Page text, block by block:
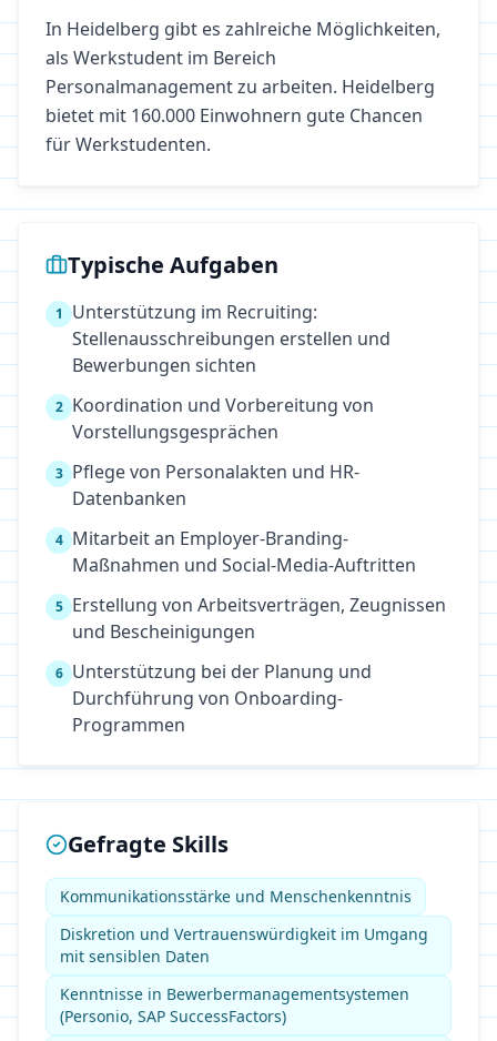
In Heidelberg gibt es zahlreiche Möglichkeiten,
als Werkstudent im Bereich
Personalmanagementzu arbeiten. Heidelberg
bietet mit 160.000 Einwohnern gute Chancen
für Werkstudenten.
Typische Aufgaben
1
Unterstützung im Recruiting:
Stellenausschreibungen erstellen und
Bewerbungen sichten
2 Koordination und Vorbereitung von
Vorstellungsgesprächen
3 Pflege von Personalakten und HR-
Datenbanken
4 Mitarbeit an Employer-Branding-
Maßnahmen und Social-Media-Auftritten
5 Erstellung von Arbeitsverträgen, Zeugnissen
und Bescheinigungen
6 Unterstützung bei der Planung und
Durchführung von Onboarding-
Programmen
Gefragte Skills
Kommunikationsstärke und Menschenkenntnis
Diskretion und Vertrauenswürdigkeit im Umgang
mit sensiblen Daten
Kenntnisse in Bewerbermanagementsystemen
(Personio, SAP SuccessFactors)